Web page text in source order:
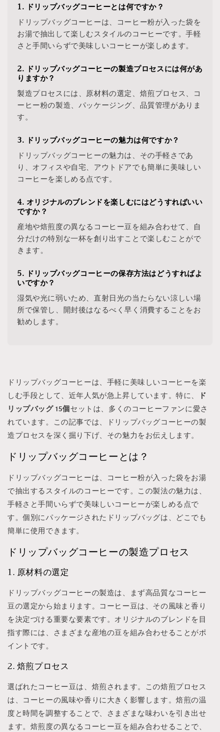
1. ドリップバッグコーヒーとは何ですか？
ドリップバッグコーヒーは、コーヒー粉が入った袋を
お湯で抽出して楽しむスタイルのコーヒーです。手軽
さと手間いらずで美味しいコーヒーが楽しめます。
2. ドリップバッグコーヒーの製造プロセスには何があ
りますか？
製造プロセスには、原材料の選定、焙煎プロセス、コ
ーヒー粉の製造、パッケージング、品質管理がありま
す。
3. ドリップバッグコーヒーの魅力は何ですか？
ドリップバッグコーヒーの魅力は、その手軽さであ
り、オフィスや自宅、アウトドアでも簡単に美味しい
コーヒーを楽しめる点です。
4. オリジナルのブレンドを楽しむにはどうすればいい
ですか？
産地や焙煎度の異なるコーヒー豆を組み合わせて、自
分だけの特別な一杯を創り出すことで楽しむことがで
きます。
5. ドリップバッグコーヒーの保存方法はどうすればよ
いですか？
湿気や光に弱いため、直射日光の当たらない涼しい場
所で保管し、開封後はなるべく早く消費することをお
勧めします。
ドリップバッグコーヒーは、手軽に美味しいコーヒーを楽
しむ手段として、近年人気が急上昇しています。特に、
ド
リップバッグ 15個 セットは、多くのコーヒーファンに愛さ
れています。この記事では、ドリップバッグコーヒーの製
造プロセスを深く掘り下げ、その魅力をお伝えします。
ドリップバッグコーヒーとは？
ドリップバッグコーヒーは、コーヒー粉が入った袋をお湯
で抽出するスタイルのコーヒーです。この製法の魅力は、
手軽さと手間いらずで美味しいコーヒーが楽しめる点で
す。個別にパッケージされたドリップバッグは、どこでも
簡単に使用できます。
ドリップバッグコーヒーの製造プロセス
1. 原材料の選定
ドリップバッグコーヒーの製造は、まず高品質なコーヒー
豆の選定から始まります。コーヒー豆は、その風味と香り
を決定づける重要な要素です。オリジナルのブレンドを目
指す際には、さまざまな産地の豆を組み合わせることがポ
イントです。
2. 焙煎プロセス
選ばれたコーヒー豆は、焙煎されます。この焙煎プロセス
は、コーヒーの風味や香りに大きく影響します。焙煎の温
度と時間を調整することで、さまざまな味わいを引き出せ
ます。焙煎度の異なるコーヒー豆を組み合わせることで、